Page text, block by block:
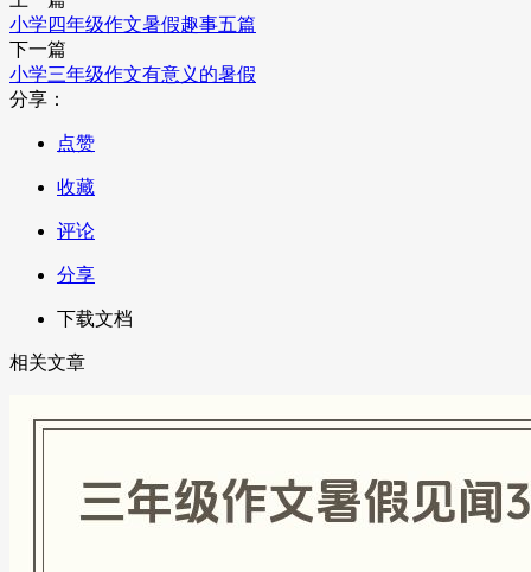
小学四年级作文暑假趣事五篇
下一篇
小学三年级作文有意义的暑假
分享：
点赞
收藏
评论
分享
下载文档
相关文章